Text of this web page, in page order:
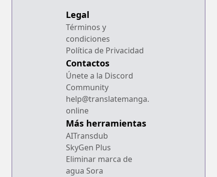
Legal
Términos y
condiciones
Política de Privacidad
Contactos
Únete a la Discord
Community
help@translatemanga.
online
Más herramientas
AITransdub
SkyGen Plus
Eliminar marca de
agua Sora